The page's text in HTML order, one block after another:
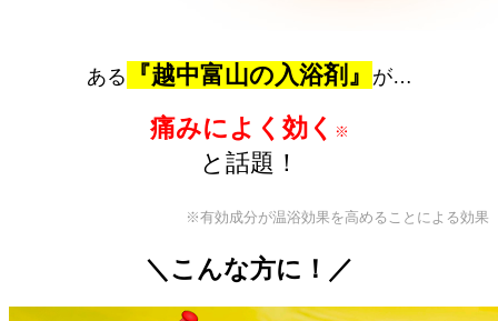
ある 『越中富山の入浴剤』 が…
痛みによく効く ※
と話題！
※有効成分が温浴効果を高めることによる効果
＼こんな方に！／